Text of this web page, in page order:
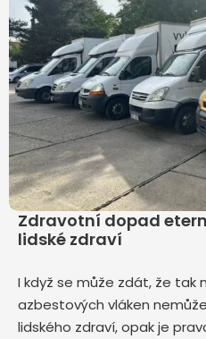
Zdravotní dopad
lidské zdraví
I když se může zdát, že tak
azbestových vláken
lidského zdraví, opak je